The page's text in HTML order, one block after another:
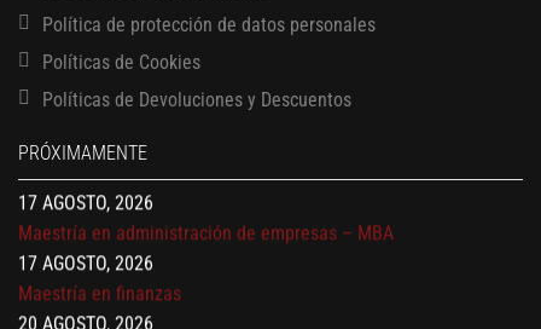
Política de protección de datos personales
Políticas de Cookies
Políticas de Devoluciones y Descuentos
PRÓXIMAMENTE
13 AGOSTO, 2026
Finanzas para no financieros
17 AGOSTO, 2026
17 AGOSTO, 2026
Maestría en administración de empresas – MBA
17 AGOSTO, 2026
Maestría en finanzas
20 AGOSTO, 2026
Mujeres líderes